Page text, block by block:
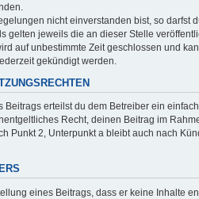
nicht einverstanden bist, so darfst
gelten jeweils die an dieser Stelle
auf unbestimmte Zeit geschlossen und
gekündigt werden.
Beitrags erteilst du dem Betreiber ein
Recht, deinen Beitrag im
Punkt 2, Unterpunkt a bleibt auch nach
eines Beitrags, dass er keine Inhalte